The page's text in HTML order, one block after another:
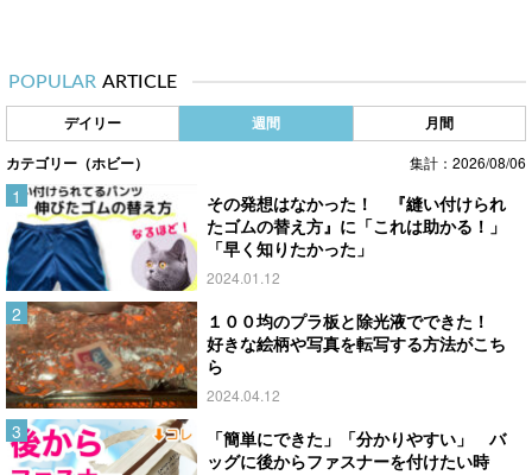
POPULAR ARTICLE
デイリー 週間 月間
カテゴリー（ホビー） 集計：2026/08/06
その発想はなかった！ 『縫い付けられ
たゴムの替え方』に「これは助かる！」
「早く知りたかった」
2024.01.12
１００均のプラ板と除光液でできた！
好きな絵柄や写真を転写する方法がこち
ら
2024.04.12
「簡単にできた」「分かりやすい」 バ
ッグに後からファスナーを付けたい時